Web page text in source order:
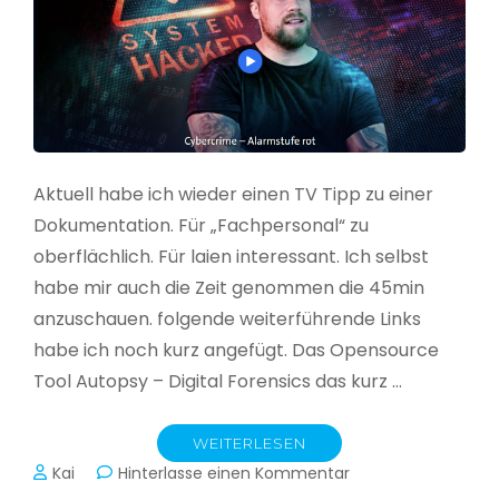
Aktuell habe ich wieder einen TV Tipp zu einer
Dokumentation. Für „Fachpersonal“ zu
oberflächlich. Für laien interessant. Ich selbst
habe mir auch die Zeit genommen die 45min
anzuschauen. folgende weiterführende Links
habe ich noch kurz angefügt. Das Opensource
Tool Autopsy – Digital Forensics das kurz …
WEITERLESEN
Kai Hinterlasse einen Kommentarzu